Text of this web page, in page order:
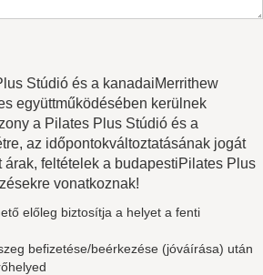
Stúdió és a kanadaiMerrithew
együttműködésében kerülnek
a Pilates Plus Stúdió és a
az időpontokváltoztatásának jogát
árak, feltételek a budapestiPilates Plus
vonatkoznak!
előleg biztosítja a helyet a fenti
befizetése/beérkezése (jóváírása) után